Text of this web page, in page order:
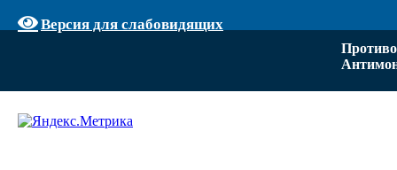
Версия для слабовидящих